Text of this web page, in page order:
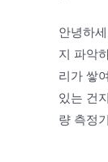
안녕하
지 파악
리가 쌓
있는 건
량 측정